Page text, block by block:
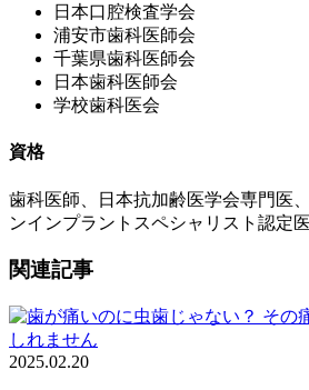
日本口腔検査学会
浦安市歯科医師会
千葉県歯科医師会
日本歯科医師会
学校歯科医会
資格
歯科医師、日本抗加齢医学会専門医
ンインプラントスペシャリスト認定医
関連記事
2025.02.20